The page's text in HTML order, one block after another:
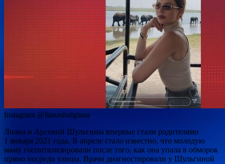
Instagram @lianashulginaa
Лиана и Арсений Шульгины впервые стали родителями
1 января 2021 года. В апреле стало известно, что молодую
маму госпитализировали после того, как она упала в обморок
прямо посреди улицы. Врачи диагностировали у Шульгиной